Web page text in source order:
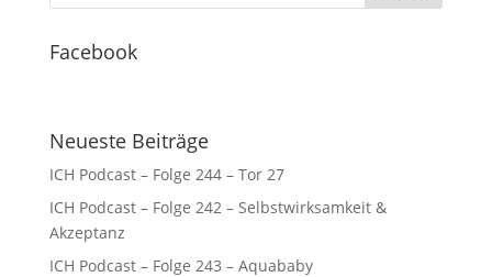
Facebook
Neueste Beiträge
ICH Podcast – Folge 244 – Tor 27
ICH Podcast – Folge 242 – Selbstwirksamkeit &
Akzeptanz
ICH Podcast – Folge 243 – Aquababy